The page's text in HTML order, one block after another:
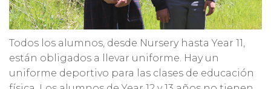
Todos los alumnos, desde Nursery hasta Year 11,
están obligados a llevar uniforme. Hay un
uniforme deportivo para las clases de educación